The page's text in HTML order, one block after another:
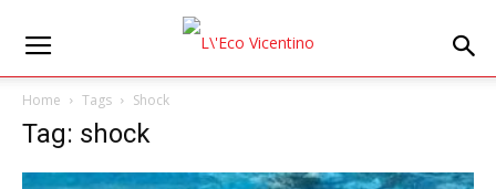
Home Tags Shock
Tag: shock